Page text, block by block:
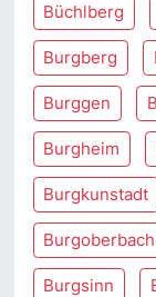
Büchlberg
Burgberg
Burggen
Burgheim
Burgkunstadt
Burgoberbach
Burgsinn